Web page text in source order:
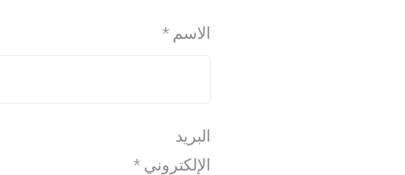
الاسم *
البريد
الإلكتروني *